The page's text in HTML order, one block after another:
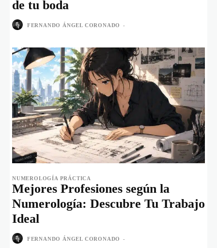
de tu boda
FERNANDO ÁNGEL CORONADO -
NUMEROLOGÍA PRÁCTICA
Mejores Profesiones según la
Numerología: Descubre Tu Trabajo
Ideal
FERNANDO ÁNGEL CORONADO -